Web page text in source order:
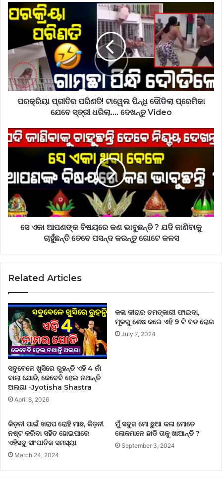
ପରକ୍ରିୟା ପ୍ରୀତିର ପରିଣତି! ଟାୱେଲ ପିନ୍ଧି ଦୌଡିଲା ପ୍ରେମିକା
ଯେବେ ସ୍ତ୍ରୀ ଧରିଲା…. ଦେଖନ୍ତୁ Video
ସେ ଏକା ଆପଣଙ୍କ ବିଷୟରେ କଣ ଭାବୁଛନ୍ତି ? ଯଦି ଜାଣିବାକୁ
ଚାହୁଁଛନ୍ତି ତେବେ ପସନ୍ଦ କରନ୍ତୁ ଗୋଟେ କଳସ
Related Articles
ସବୁବେଳେ ଖୁସିରେ ରୁହନ୍ତି ଏହି 4 ନାଁ
ବାଲା ଯୋଡି, କେବେବି ହେଇ ନଥାନ୍ତି
ଅଲଗା -Jyotisha Shastra
April 8, 2026
କଳା ଜୀରାର ଚମତ୍କାରୀ ଫାଇଦା,
ମୂଳରୁ ଶେଷ କରେ ଏହି 9 ଟି ବଡ ରୋଗ
July 7, 2024
କିଡ଼ନୀ ପାଇଁ ଖରାପ ରୋହି ମାଛ, କିଡ଼ନୀ
ନଷ୍ଟ କରିବା ସହିତ ହୋଇପାରେ
ଏହିସବୁ ସାଂଘାତିକ ସମସ୍ୟା
March 24, 2024
ମୁଁ ସବୁଜ ମୋ ଛୁଆ କଳା ମୋତେ
ଲୋକମାନେ ଛାଡି ତାକୁ ଖାଆନ୍ତି ?
September 3, 2024